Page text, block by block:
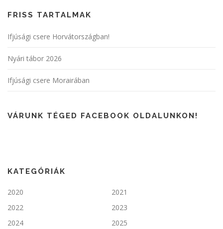
FRISS TARTALMAK
Ifjúsági csere Horvátországban!
Nyári tábor 2026
Ifjúsági csere Morairában
VÁRUNK TÉGED FACEBOOK OLDALUNKON!
KATEGÓRIÁK
2020
2021
2022
2023
2024
2025